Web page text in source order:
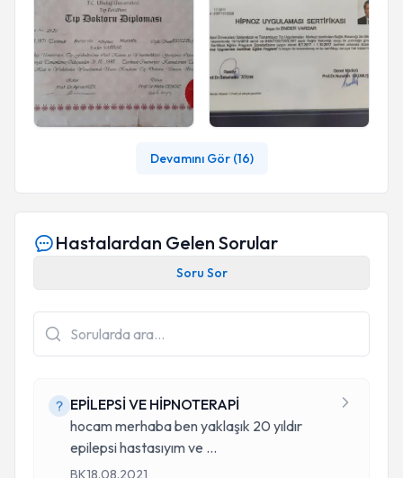
Devamını Gör (16)
Hastalardan Gelen Sorular
Soru Sor
EPİLEPSİ VE HİPNOTERAPİ
hocam merhaba ben yaklaşık 20 yıldır
epilepsi hastasıyım ve ...
BK18.08.2021